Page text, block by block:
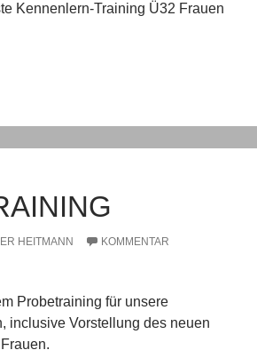
Kennenlern-Training Ü32 Frauen
Ü32
HEITMANN
KOMMENTAR
Probetraining für unsere
inclusive Vorstellung des neuen